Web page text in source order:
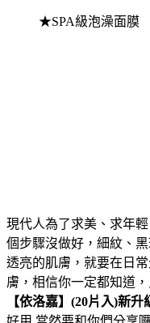
★SPA級泡澡面膜
現代人為了求美、求年
個步驟沒做好，細紋、
透亮的肌膚，就要在日
膚，相信你一定都知道
【依洛嘉】(20片入)新